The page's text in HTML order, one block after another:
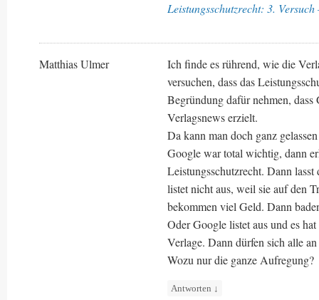
Leistungsschutzrecht: 3.
Matthias Ulmer
Ich finde es rührend, wie die
versuchen, dass das
Begründung dafür nehmen,
Verlagsnews erzielt.
Da kann man doch ganz
Google war total wichtig, dann
Leistungsschutzrecht. Dann
listet nicht aus, weil sie auf den
bekommen viel Geld. Dann
Oder Google listet aus und es
Verlage. Dann dürfen sich alle
Wozu nur die ganze Aufregung?
Antworten ↓